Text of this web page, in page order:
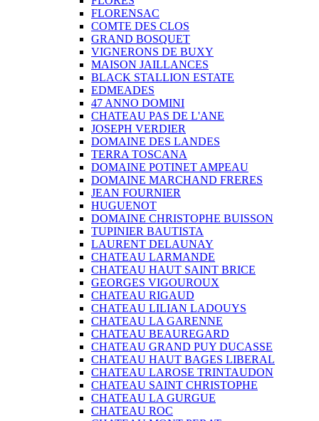
FLORENSAC
COMTE DES CLOS
GRAND BOSQUET
VIGNERONS DE BUXY
MAISON JAILLANCES
BLACK STALLION ESTATE
EDMEADES
47 ANNO DOMINI
CHATEAU PAS DE L'ANE
JOSEPH VERDIER
DOMAINE DES LANDES
TERRA TOSCANA
DOMAINE POTINET AMPEAU
DOMAINE MARCHAND FRERES
JEAN FOURNIER
HUGUENOT
DOMAINE CHRISTOPHE BUISSON
TUPINIER BAUTISTA
LAURENT DELAUNAY
CHATEAU LARMANDE
CHATEAU HAUT SAINT BRICE
GEORGES VIGOUROUX
CHATEAU RIGAUD
CHATEAU LILIAN LADOUYS
CHATEAU LA GARENNE
CHATEAU BEAUREGARD
CHATEAU GRAND PUY DUCASSE
CHATEAU HAUT BAGES LIBERAL
CHATEAU LAROSE TRINTAUDON
CHATEAU SAINT CHRISTOPHE
CHATEAU LA GURGUE
CHATEAU ROC